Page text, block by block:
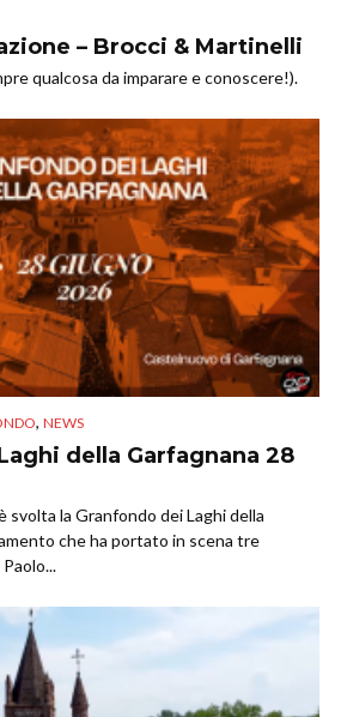
– Brocci & Martinelli
qualcosa da imparare e conoscere!).
, NEWS
della Garfagnana 28
svolta la Granfondo dei Laghi della
che ha portato in scena tre